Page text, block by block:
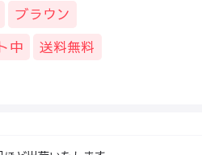
ブラウン
中
送料無料